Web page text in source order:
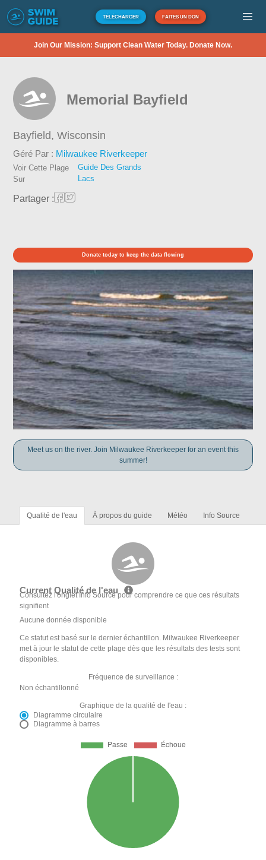
TÉLÉCHARGER FAITES UN DON
Join Our Mission: Support Clean Water Today. Donate Now.
Memorial Bayfield
Bayfield,Wisconsin
Géré Par : Milwaukee Riverkeeper
Voir Cette Plage
Sur
Guide Des Grands
Lacs
Partager :
Donate today to keep the data flowing
Meet us on the river. Join Milwaukee Riverkeeper for an event this
summer!
Qualité de l'eau À propos du guide Météo Info Source
Current Qualité de l'eau
Consultez l'onglet Info Source pour comprendre ce que ces résultats
signifient
Aucune donnée disponible
Ce statut est basé sur le dernier échantillon. Milwaukee Riverkeeper
met à jour le statut de cette plage dès que les résultats des tests sont
disponibles.
Fréquence de surveillance :
Non échantillonné
Graphique de la qualité de l'eau :
Diagramme circulaire
Diagramme à barres